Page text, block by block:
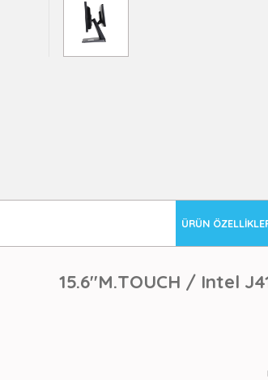
ÜRÜN
15.6''M.TOUCH / Intel